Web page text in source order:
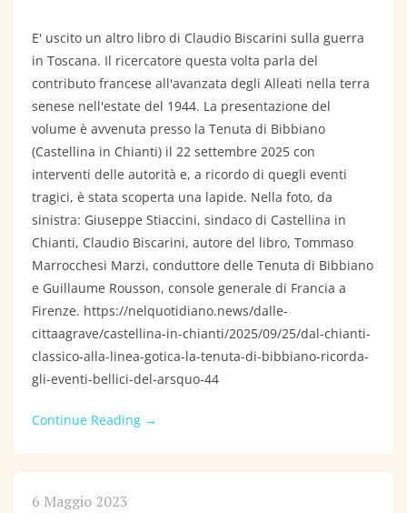
E' uscito un altro libro di Claudio Biscarini sulla guerra
in Toscana. Il ricercatore questa volta parla del
contributo francese all'avanzata degli Alleati nella terra
senese nell'estate del 1944. La presentazione del
volume è avvenuta presso la Tenuta di Bibbiano
(Castellina in Chianti) il 22 settembre 2025 con
interventi delle autorità e, a ricordo di quegli eventi
tragici, è stata scoperta una lapide. Nella foto, da
sinistra: Giuseppe Stiaccini, sindaco di Castellina in
Chianti, Claudio Biscarini, autore del libro, Tommaso
Marrocchesi Marzi, conduttore delle Tenuta di Bibbiano
e Guillaume Rousson, console generale di Francia a
Firenze. https://nelquotidiano.news/dalle-
cittaagrave/castellina-in-chianti/2025/09/25/dal-chianti-
classico-alla-linea-gotica-la-tenuta-di-bibbiano-ricorda-
gli-eventi-bellici-del-arsquo-44
Continue Reading →
6 Maggio 2023